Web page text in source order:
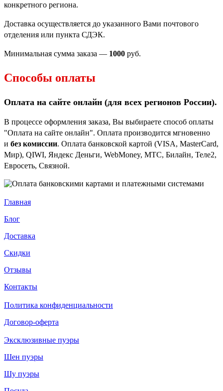
конкретного региона.
Доставка осуществляется до указанного Вами почтового
отделения или пункта СДЭК.
Минимальная сумма заказа — 1000 руб.
Способы оплаты
Оплата на сайте онлайн (для всех регионов России).
В процессе оформления заказа, Вы выбираете способ оплаты
"Оплата на сайте онлайн". Оплата производится мгновенно
и без комиссии. Оплата банковской картой (VISA, MasterCard,
Мир), QIWI, Яндекс Деньги, WebMoney, МТС, Билайн, Теле2,
Евросеть, Связной.
Главная
Блог
Доставка
Скидки
Отзывы
Контакты
Политика конфиденциальности
Договор-оферта
Эксклюзивные пуэры
Шен пуэры
Шу пуэры